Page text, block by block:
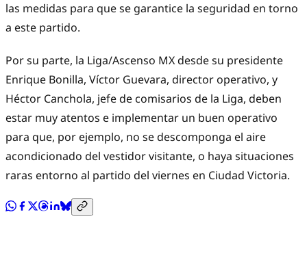
las medidas para que se garantice la seguridad en torno
a este partido.
Por su parte, la Liga/Ascenso MX desde su presidente
Enrique Bonilla, Víctor Guevara, director operativo, y
Héctor Canchola, jefe de comisarios de la Liga, deben
estar muy atentos e implementar un buen operativo
para que, por ejemplo, no se descomponga el aire
acondicionado del vestidor visitante, o haya situaciones
raras entorno al partido del viernes en Ciudad Victoria.